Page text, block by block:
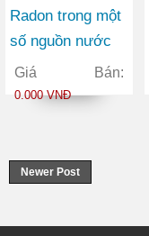
Radon trong một
số nguồn nước
suối tự nhiên
Giá Bán:
0.000 VNĐ
Newer Post